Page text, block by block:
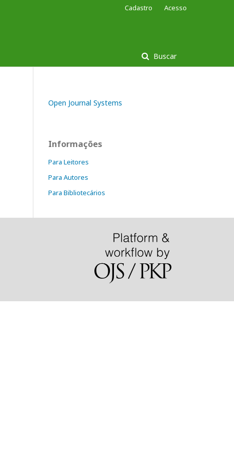
Buscar
Cadastro Acesso
Open Journal Systems
Informações
Para Leitores
Para Autores
Para Bibliotecários